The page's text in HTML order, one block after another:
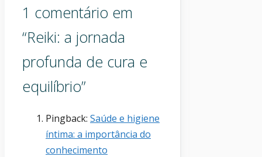
1 comentário em
“Reiki: a jornada
profunda de cura e
equilíbrio”
Pingback: Saúde e higiene
íntima: a importância do
conhecimento